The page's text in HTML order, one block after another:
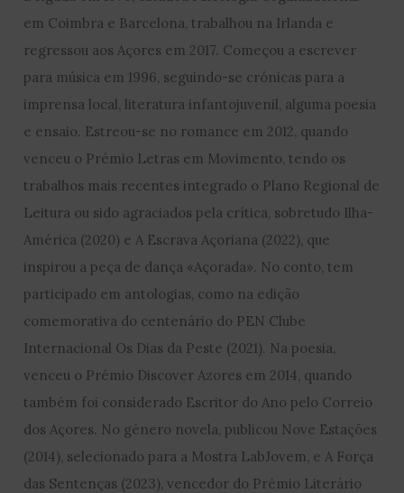
em Coimbra e Barcelona, trabalhou na Irlanda e
regressou aos Açores em 2017. Começou a escrever
para música em 1996, seguindo-se crónicas para a
imprensa local, literatura infantojuvenil, alguma poesia
e ensaio. Estreou-se no romance em 2012, quando
venceu o Prémio Letras em Movimento, tendo os
trabalhos mais recentes integrado o Plano Regional de
Leitura ou sido agraciados pela crítica, sobretudo Ilha-
América (2020) e A Escrava Açoriana (2022), que
inspirou a peça de dança «Açorada». No conto, tem
participado em antologias, como na edição
comemorativa do centenário do PEN Clube
Internacional Os Dias da Peste (2021). Na poesia,
venceu o Prémio Discover Azores em 2014, quando
também foi considerado Escritor do Ano pelo Correio
dos Açores. No género novela, publicou Nove Estações
(2014), selecionado para a Mostra LabJovem, e A Força
das Sentenças (2023), vencedor do Prémio Literário